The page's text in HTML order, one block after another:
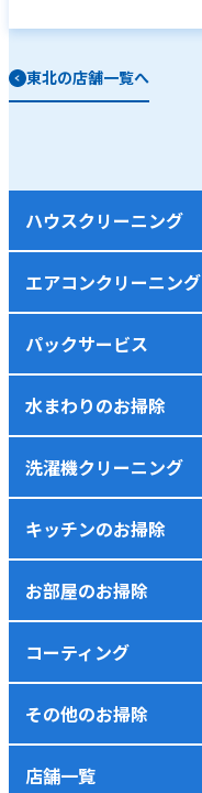
東北の店舗一覧へ
ハウスクリーニング
エアコンクリーニング
パックサービス
水まわりのお掃除
洗濯機クリーニング
キッチンのお掃除
お部屋のお掃除
コーティング
その他のお掃除
店舗一覧